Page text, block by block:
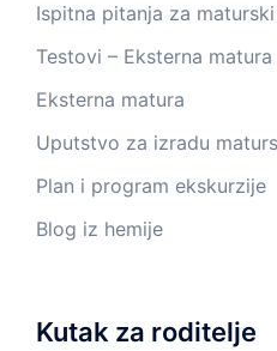
Ispitna pitanja za
Testovi – Eksterna
Eksterna matura
Uputstvo za izradu
Plan i program ekskurzije
Blog iz hemije
Kutak za roditelje